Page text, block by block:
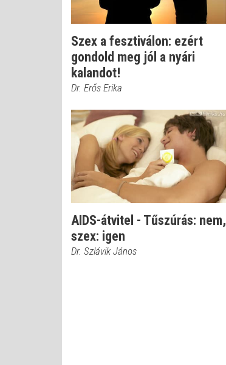
Szex a fesztiválon: ezért
gondold meg jól a nyári
kalandot!
Dr. Erős Erika
AIDS-átvitel - Tűszúrás: nem,
szex: igen
Dr. Szlávik János